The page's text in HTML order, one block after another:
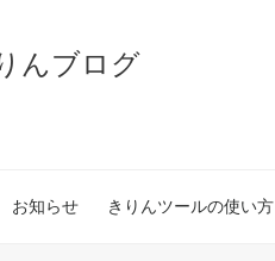
んブログ
お知らせ きりんツールの使い方